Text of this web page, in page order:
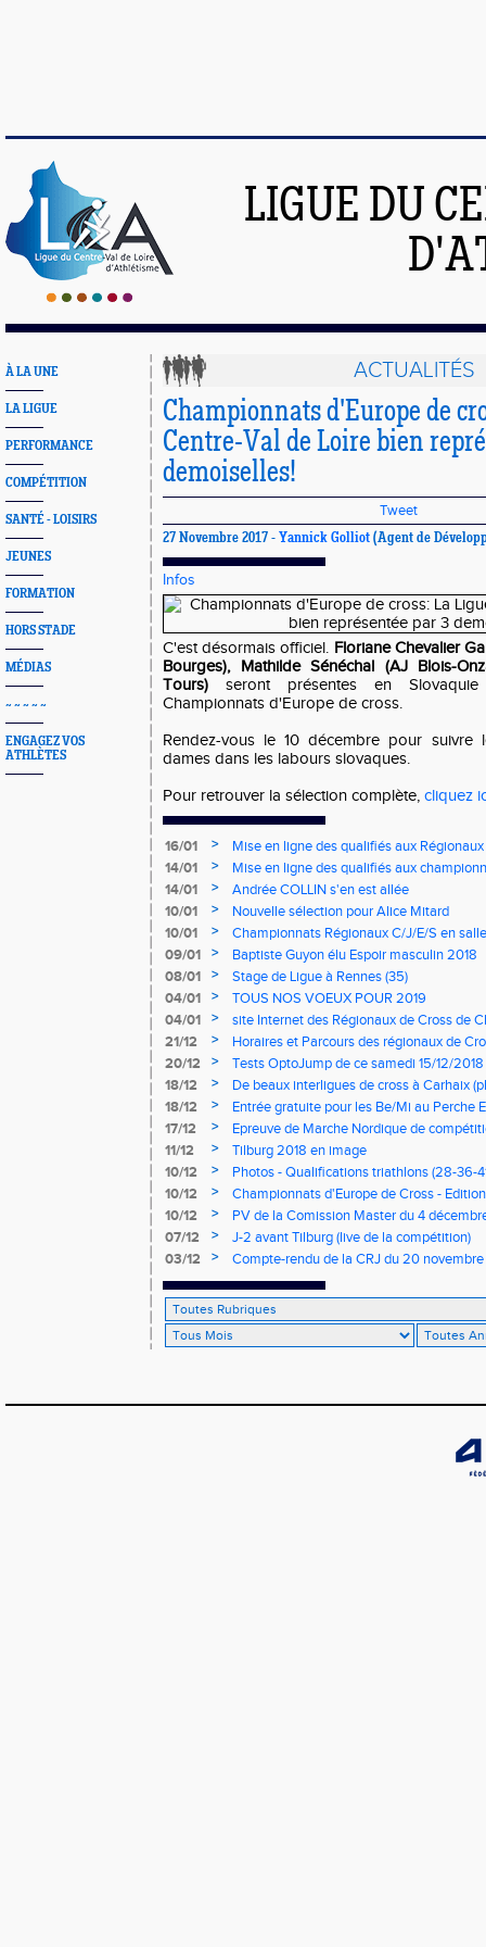
LIGUE DU
À LA UNE
LA LIGUE
PERFORMANCE
COMPÉTITION
SANTÉ - LOISIRS
JEUNES
FORMATION
HORS STADE
MÉDIAS
~ ~ ~ ~ ~
ENGAGEZ VOS
ATHLÈTES
ACTUALITÉS
Championnats d'Europe de
Centre-Val de Loire bien
demoiselles!
Tweet
27 Novembre 2017 - Yannick Golliot (Agent de
Infos
C'est désormais officiel. Floriane Chevalier
Bourges), Mathilde Sénéchal (AJ Blois-
Tours) seront présentes en
Championnats d'Europe de cross.
Rendez-vous le 10 décembre pour suivre
dames dans les labours slovaques.
Pour retrouver la sélection complète, cliquez
16/01 >
Mise en ligne des qualifiés aux
14/01
>
Mise en ligne des qualifiés aux
14/01
>
Andrée COLLIN s'en est allée
10/01
>
Nouvelle sélection pour Alice Mitard
10/01
>
Championnats Régionaux C/J/E/S en
mercredi à 9h00
09/01 >
Baptiste Guyon élu Espoir masculin 2018
08/01
>
Stage de Ligue à Rennes (35)
04/01
>
TOUS NOS VOEUX POUR 2019
04/01
>
site Internet des Régionaux de Cross de
21/12
>
Horaires et Parcours des régionaux de
20/12
>
Tests OptoJump de ce samedi 15/12/2018
18/12
>
De beaux interligues de cross à Carhaix
18/12
>
Entrée gratuite pour les Be/Mi au Perche
17/12
>
Epreuve de Marche Nordique de
de cross du Loir et Cher
11/12 >
Tilburg 2018 en image
10/12
>
Photos - Qualifications triathlons (28-36-
10/12
>
Championnats d'Europe de Cross -
10/12
>
PV de la Comission Master du 4
07/12
>
J-2 avant Tilburg (live de la compétition)
03/12
> Compte-rendu de la CRJ du 20 novembre